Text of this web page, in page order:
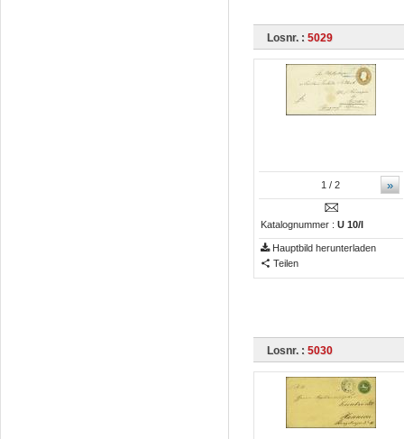
Losnr. : 5029
»
1 / 2
Katalognummer : U 10/I
Hauptbild herunterladen
Teilen
Losnr. : 5030